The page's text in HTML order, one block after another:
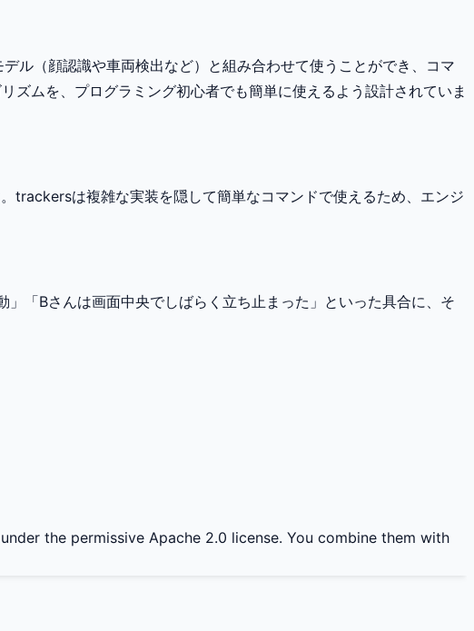
ル（顔認識や車両検出など）と組み合わせて使うことができ、コマ
ズムを、プログラミング初心者でも簡単に使えるよう設計されていま
trackersは複雑な実装を隠して簡単なコマンドで使えるため、エンジ
「Bさんは画面中央でしばらく立ち止まった」といった具合に、そ
the permissive Apache 2.0 license. You combine them with